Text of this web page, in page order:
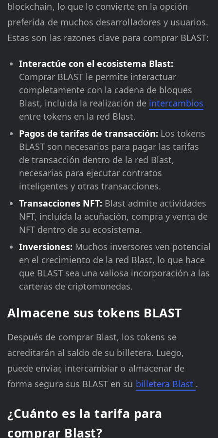
blockchain, lo que lo convierte en la opción
preferida de muchos desarrolladores y usuarios.
Estas son las razones clave para comprar BLAST:
Interactúe con el ecosistema Blast:
Comprar BLAST le permite interactuar
completamente con la cadena de bloques
Blast, incluida la realización de intercambios
entre tokens en la red Blast.
Pagos de tarifas de transacción: Los tokens
BLAST son necesarios para pagar las tarifas
de transacción dentro de la red Blast,
necesarias para ejecutar contratos
inteligentes y otras transacciones.
Transacciones NFT: Blast admite actividades
NFT, incluida la acuñación, compra y venta de
NFT dentro de su ecosistema.
Inversiones: Muchos inversores ven potencial
en el crecimiento de la red Blast, lo que hace
que BLAST sea una valiosa incorporación a las
carteras de criptomonedas.
Almacene sus tokens BLAST
Después de comprar Blast, los tokens se
acreditarán al saldo de su billetera. Luego,
puede enviar, intercambiar o almacenar de
forma segura sus BLAST en su billetera Blast .
¿Cuánto es la tarifa para
comprar Blast?